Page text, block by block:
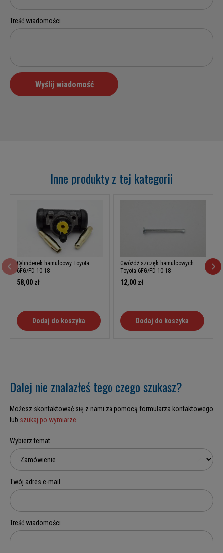
Inne produkty z tej kategorii
Cylinderek hamulcowy Toyota
6FG/FD 10-18
58,00 zł
Dodaj do koszyka
Gwóźdź szczęk hamulcowych
Toyota 6FG/FD 10-18
12,00 zł
Dodaj do koszyka
Dalej nie znalazłeś tego czego szukasz?
Możesz skontaktować się z nami za pomocą formularza kontaktowego
lub szukaj po wymiarze